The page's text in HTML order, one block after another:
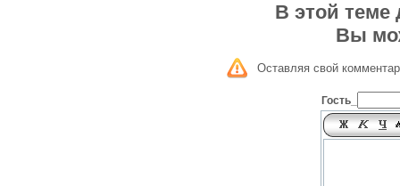
В этой теме
Вы
Оставляя свой
Гость_